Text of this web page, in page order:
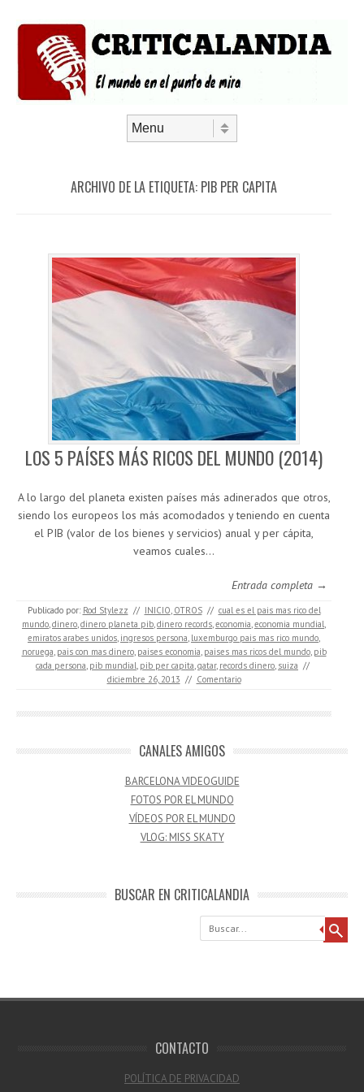
ARCHIVO DE LA ETIQUETA: PIB PER CAPITA
LOS 5 PAÍSES MÁS RICOS DEL MUNDO (2014)
A lo largo del planeta existen países más adinerados que otros,
siendo los europeos los más acomodados y teniendo en cuenta
el PIB (valor de los bienes y servicios) anual y per cápita,
veamos cuales…
Entrada completa →
Publicado por: Rod Stylezz // INICIO, OTROS // cual es el pais mas rico del
mundo,dinero,dinero planeta pib,dinero records,economia,economia mundial,
emiratos arabes unidos, ingresos persona, luxemburgo pais mas rico mundo,
noruega, pais con mas dinero, paises economia, paises mas ricos del mundo, pib
cada persona, pib mundial, pib per capita,qatar, records dinero, suiza //
diciembre 26, 2013 // Comentario
CANALES AMIGOS
BARCELONA VIDEOGUIDE
FOTOS POR EL MUNDO
VÍDEOS POR EL MUNDO
VLOG: MISS SKATY
BUSCAR EN CRITICALANDIA
Buscar
CONTACTO
POLÍTICA DE PRIVACIDAD